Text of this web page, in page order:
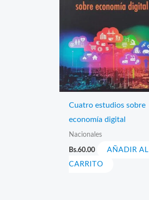
Cuatro estudios sobre
economía digital
Nacionales
Bs.60.00
AÑADIR AL
CARRITO